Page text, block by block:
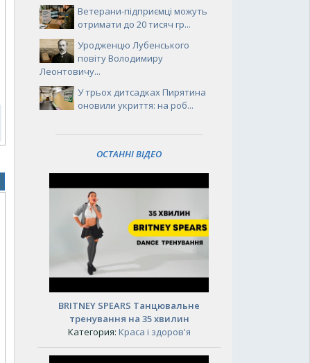
Ветерани-підприємці можуть
отримати до 20 тисяч гр...
Уродженцю Лубенського
повіту Володимиру
Леонтовичу...
У трьох дитсадках Пирятина
оновили укриття: на роб...
ОСТАННІ ВІДЕО
BRITNEY SPEARS Танцювальне
тренування на 35 хвилин
Категория: Краса і здоров'я